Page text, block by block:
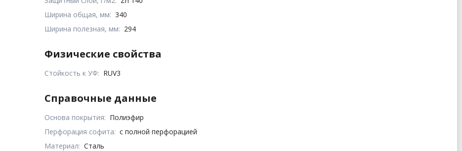
Ширина общая, мм: 340
Ширина полезная, мм: 294
Физические свойства
Стойкость к УФ: RUV3
Справочные данные
Основа покрытия: Полиэфир
Перфорация софита: с полной перфорацией
Материал: Сталь